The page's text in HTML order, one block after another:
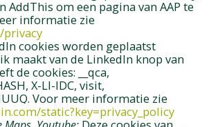
AddThis om een pagina van AAP te
informatie zie
cookies worden geplaatst
maakt van de LinkedIn knop van
de cookies: __qca,
X-LI-IDC, visit,
Voor meer informatie zie
static?key=privacy_policy